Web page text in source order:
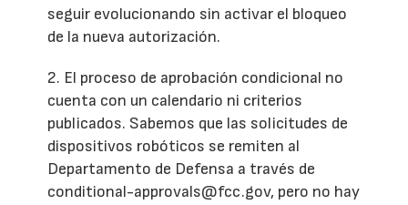
seguir evolucionando sin activar el bloqueo
de la nueva autorización.
2. El proceso de aprobación condicional no
cuenta con un calendario ni criterios
publicados. Sabemos que las solicitudes de
dispositivos robóticos se remiten al
Departamento de Defensa a través de
conditional-approvals@fcc.gov, pero no hay